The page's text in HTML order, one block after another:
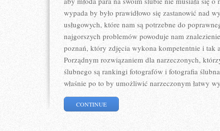
wypada by było prawidłowo się zastanowić nad
usługowych, które nam są potrzebne do
najgorszych problemów powoduje nam
poznań, który zdjęcia wykona kompetentnie i tak
Porządnym rozwiązaniem dla narzeczonych,
ślubnego są rankingi fotografów i fotografia
właśnie po to by umożliwić narzeczonym łatwy
CONTINUE